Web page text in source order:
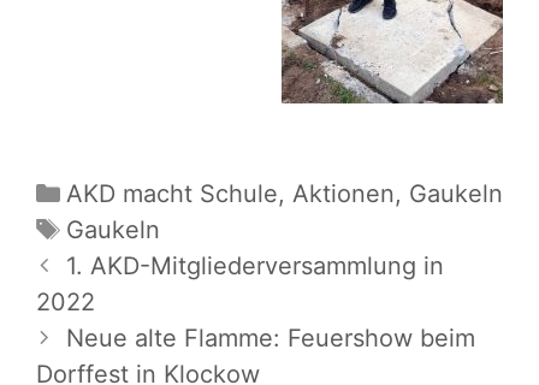
Kategorien
AKD macht Schule, Aktionen, Gaukeln
Schlagwörter
Gaukeln
Beitrags-
Navigation
1. AKD-Mitgliederversammlung in
2022
Neue alte Flamme: Feuershow beim
Dorffest in Klockow